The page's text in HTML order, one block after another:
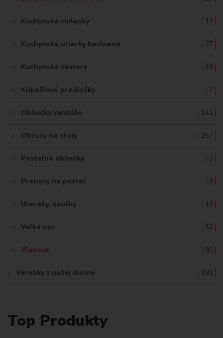
Kuchynské chňapky 12
Kuchynské utierky bavlnené 27
Kuchynské zástery 46
Kúpeľňové predložky 7
Obliečky vankúše 141
Obrusy na stoly 257
Posteľné obliečky 3
Prehozy na posteľ 3
Uteráky, osušky 10
Veľká noc 52
Vianoce 90
Výrobky z našej dielne 191
Top Produkty